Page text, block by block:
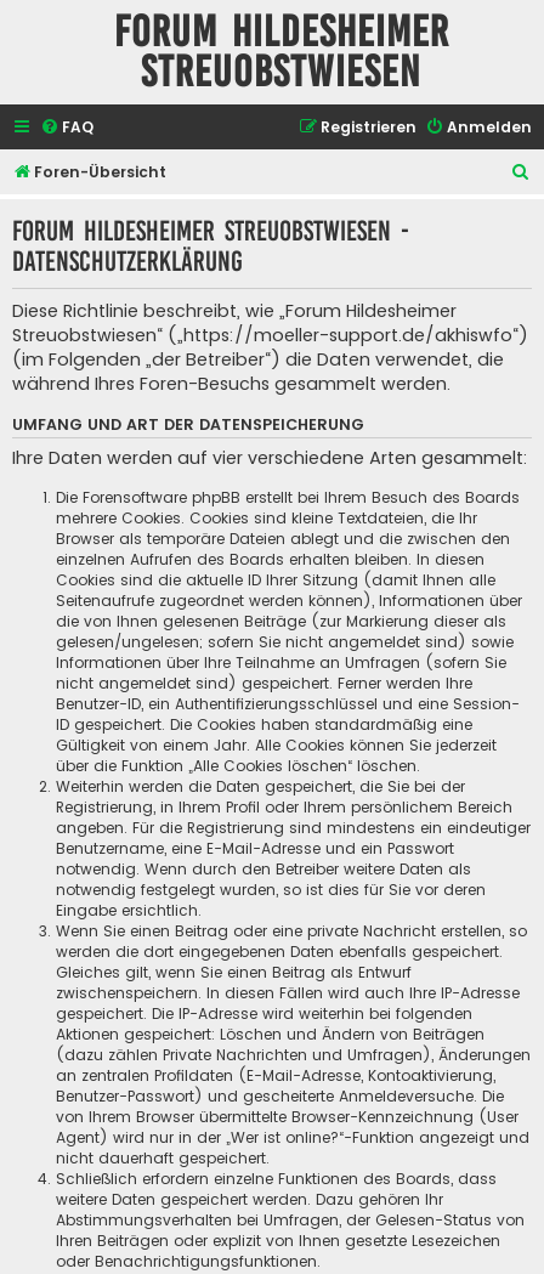
Forum Hildesheimer
Streuobstwiesen
FAQ Anmelden
Registrieren
Foren-Übersicht
Forum Hildesheimer Streuobstwiesen -
Datenschutzerklärung
Diese Richtlinie beschreibt, wie „Forum Hildesheimer
Streuobstwiesen“ („https://moeller-support.de/akhiswfo“)
(im Folgenden „der Betreiber“) die Daten verwendet, die
während Ihres Foren-Besuchs gesammelt werden.
UMFANG UND ART DER DATENSPEICHERUNG
Ihre Daten werden auf vier verschiedene Arten gesammelt:
Die Forensoftware phpBB erstellt bei Ihrem Besuch des Boards
mehrere Cookies. Cookies sind kleine Textdateien, die Ihr
Browser als temporäre Dateien ablegt und die zwischen den
einzelnen Aufrufen des Boards erhalten bleiben. In diesen
Cookies sind die aktuelle ID Ihrer Sitzung (damit Ihnen alle
Seitenaufrufe zugeordnet werden können), Informationen über
die von Ihnen gelesenen Beiträge (zur Markierung dieser als
gelesen/ungelesen; sofern Sie nicht angemeldet sind) sowie
Informationen über Ihre Teilnahme an Umfragen (sofern Sie
nicht angemeldet sind) gespeichert. Ferner werden Ihre
Benutzer-ID, ein Authentifizierungsschlüssel und eine Session-
ID gespeichert. Die Cookies haben standardmäßig eine
Gültigkeit von einem Jahr. Alle Cookies können Sie jederzeit
über die Funktion „Alle Cookies löschen“ löschen.
Weiterhin werden die Daten gespeichert, die Sie bei der
Registrierung, in Ihrem Profil oder Ihrem persönlichem Bereich
angeben. Für die Registrierung sind mindestens ein eindeutiger
Benutzername, eine E-Mail-Adresse und ein Passwort
notwendig. Wenn durch den Betreiber weitere Daten als
notwendig festgelegt wurden, so ist dies für Sie vor deren
Eingabe ersichtlich.
Wenn Sie einen Beitrag oder eine private Nachricht erstellen, so
werden die dort eingegebenen Daten ebenfalls gespeichert.
Gleiches gilt, wenn Sie einen Beitrag als Entwurf
zwischenspeichern. In diesen Fällen wird auch Ihre IP-Adresse
gespeichert. Die IP-Adresse wird weiterhin bei folgenden
Aktionen gespeichert: Löschen und Ändern von Beiträgen
(dazu zählen Private Nachrichten und Umfragen), Änderungen
an zentralen Profildaten (E-Mail-Adresse, Kontoaktivierung,
Benutzer-Passwort) und gescheiterte Anmeldeversuche. Die
von Ihrem Browser übermittelte Browser-Kennzeichnung (User
Agent) wird nur in der „Wer ist online?“-Funktion angezeigt und
nicht dauerhaft gespeichert.
Schließlich erfordern einzelne Funktionen des Boards, dass
weitere Daten gespeichert werden. Dazu gehören Ihr
Abstimmungsverhalten bei Umfragen, der Gelesen-Status von
Ihren Beiträgen oder explizit von Ihnen gesetzte Lesezeichen
oder Benachrichtigungsfunktionen.